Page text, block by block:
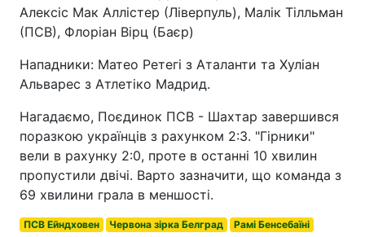
Алексіс Мак Аллістер (Ліверпуль), Малік Тілльман
(ПСВ), Флоріан Вірц (Баєр)
Нападники: Матео Ретегі з Аталанти та Хуліан
Альварес з Атлетіко Мадрид.
Нагадаємо, Поєдинок ПСВ - Шахтар завершився
поразкою українців з рахунком 2:3. "Гірники"
вели в рахунку 2:0, проте в останні 10 хвилин
пропустили двічі. Варто зазначити, що команда з
69 хвилини грала в меншості.
ПСВ Ейндховен Червона зірка Белград Рамі Бенсебаїні